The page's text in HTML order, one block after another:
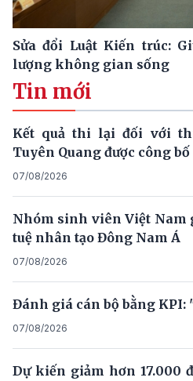
Sửa đổi Luật Kiến trúc:
lượng không gian sống
Tin mới
Kết quả thi lại đối với
Tuyên Quang được công bố
07/08/2026
Nhóm sinh viên Việt Nam
tuệ nhân tạo Đông Nam Á
07/08/2026
Đánh giá cán bộ bằng
07/08/2026
Dự kiến giảm hơn 17.000